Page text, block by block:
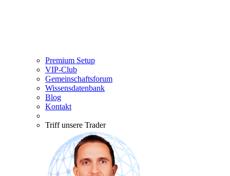
Premium Setup
VIP-Club
Gemeinschaftsforum
Wissensdatenbank
Blog
Kontakt
Triff unsere Trader